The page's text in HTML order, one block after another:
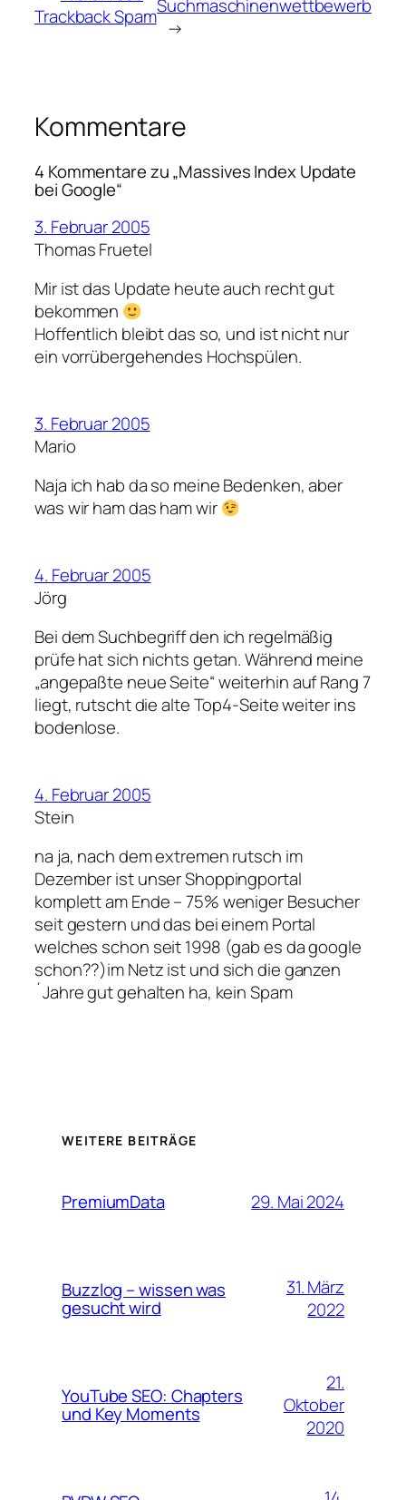
Trackback SpamSuchmaschinenwettbewerb
→
Kommentare
4 Kommentare zu „Massives Index Update
bei Google“
3. Februar 2005
Thomas Fruetel
Mir ist das Update heute auch recht gut
bekommen
Hoffentlich bleibt das so, und ist nicht nur
ein vorrübergehendes Hochspülen.
3. Februar 2005
Mario
Naja ich hab da so meine Bedenken, aber
was wir ham das ham wir
4. Februar 2005
Jörg
Bei dem Suchbegriff den ich regelmäßig
prüfe hat sich nichts getan. Während meine
„angepaßte neue Seite“ weiterhin auf Rang 7
liegt, rutscht die alte Top4-Seite weiter ins
bodenlose.
4. Februar 2005
Stein
na ja, nach dem extremen rutsch im
Dezember ist unser Shoppingportal
komplett am Ende – 75% weniger Besucher
seit gestern und das bei einem Portal
welches schon seit 1998 (gab es da google
schon??)im Netz ist und sich die ganzen
´Jahre gut gehalten ha, kein Spam
WEITERE BEITRÄGE
PremiumData 29. Mai 2024
Buzzlog – wissen was
gesucht wird
31. März
2022
YouTube SEO: Chapters
und Key Moments
21.
Oktober
2020